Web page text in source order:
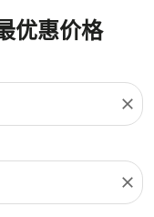
优惠价格
close
close